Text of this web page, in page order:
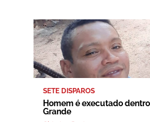
SETE DISPAROS
Homem é executado
Grande